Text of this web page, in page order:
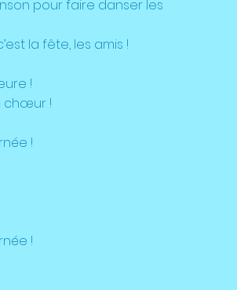
pour faire danser les
la fête, les amis !
!
chœur !
!
!